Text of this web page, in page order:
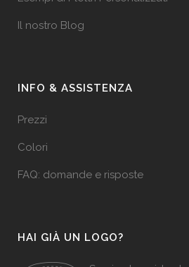
Il nostro Blog
INFO & ASSISTENZA
Prezzi
Colori
FAQ: domande e risposte
HAI GIÀ UN LOGO?